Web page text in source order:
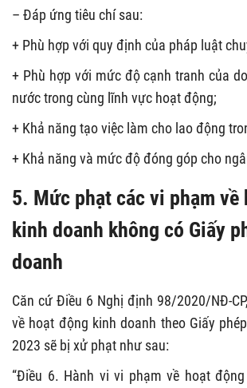
– Đáp ứng tiêu chí sau:
+ Phù hợp với quy định của pháp luật
+ Phù hợp với mức độ cạnh tranh của
nước trong cùng lĩnh vực hoạt động;
+ Khả năng tạo việc làm cho lao động
+ Khả năng và mức độ đóng góp cho
5. Mức phạt các vi phạm về
kinh doanh không có Giấy
doanh
Căn cứ Điều 6 Nghị định 98/2020/NĐ-
về hoạt động kinh doanh theo Giấy
2023 sẽ bị xử phạt như sau:
“Điều 6. Hành vi vi phạm về hoạt